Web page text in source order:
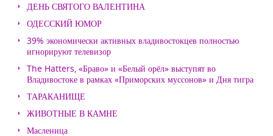
ДЕНЬ СВЯТОГО ВАЛЕНТИНА
ОДЕССКИЙ ЮМОР
39% экономически активных владивостокцев полностью
игнорируют телевизор
The Hatters, «Браво» и «Белый орёл» выступят во
Владивостоке в рамках «Приморских муссонов» и Дня тигра
ТАРАКАНИЩЕ
ЖИВОТНЫЕ В КАМНЕ
Масленица